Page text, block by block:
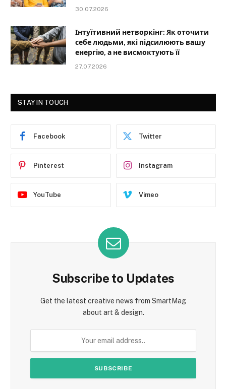
30.07.2026
Інтуїтивний нетворкінг: Як оточити
себе людьми, які підсилюють вашу
енергію, а не висмоктують її
27.07.2026
STAY IN TOUCH
Facebook Twitter
Pinterest Instagram
YouTube Vimeo
Subscribe to Updates
Get the latest creative news from SmartMag
about art & design.